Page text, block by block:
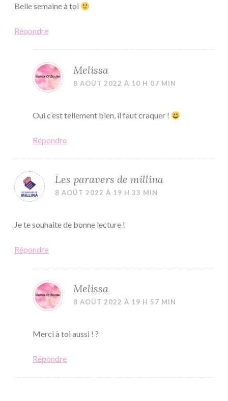
Belle semaine à toi
Répondre
Melissa
8 AOÛT 2022 À 10 H 07 MIN
Oui c’est tellement bien, il faut craquer !
Répondre
Les paravers de millina
8 AOÛT 2022 À 19 H 33 MIN
Je te souhaite de bonne lecture !
Répondre
Melissa
8 AOÛT 2022 À 19 H 57 MIN
Merci à toi aussi ! ?
Répondre